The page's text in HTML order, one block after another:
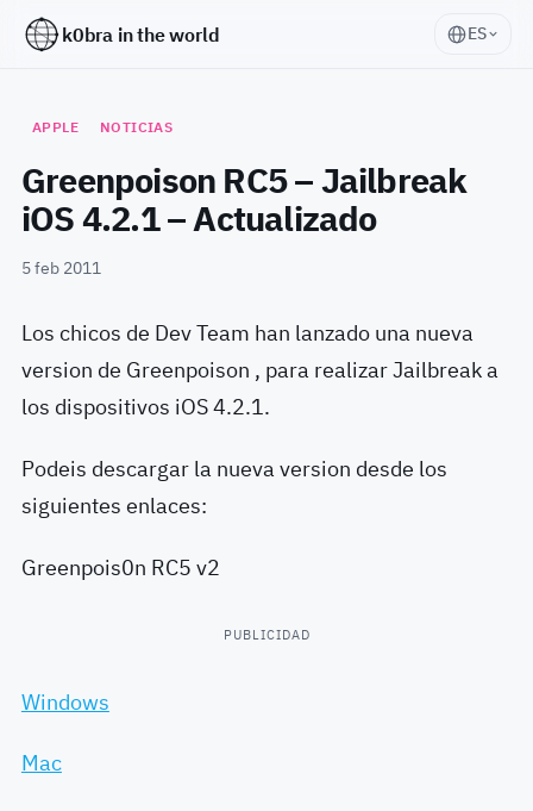
k0bra in the world ES
APPLE NOTICIAS
Greenpoison RC5 – Jailbreak
iOS 4.2.1 – Actualizado
5 feb 2011
Los chicos de Dev Team han lanzado una nueva
version de Greenpoison , para realizar Jailbreak a
los dispositivos iOS 4.2.1.
Podeis descargar la nueva version desde los
siguientes enlaces:
Greenpois0n RC5 v2
PUBLICIDAD
Windows
Mac